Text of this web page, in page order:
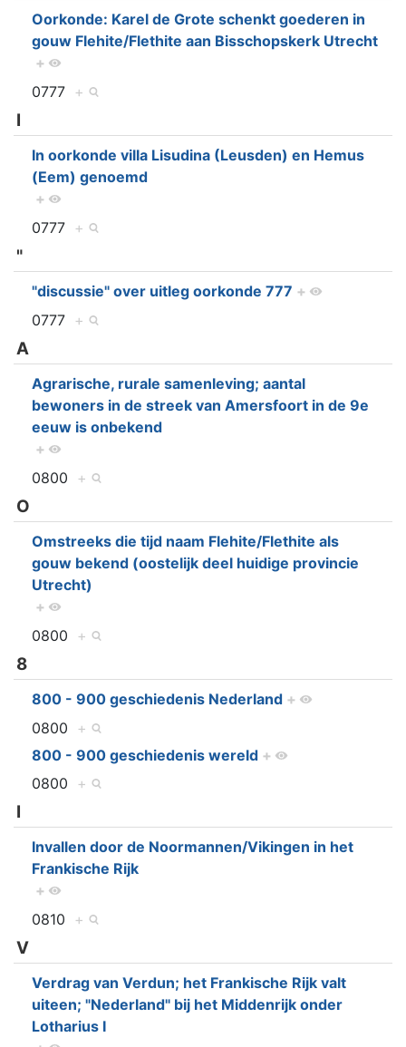
Oorkonde: Karel de Grote schenkt goederen in
gouw Flehite/Flethite aan Bisschopskerk Utrecht
+
0777 +
I
In oorkonde villa Lisudina (Leusden) en Hemus
(Eem) genoemd
+
0777 +
"
"discussie" over uitleg oorkonde 777 +
0777 +
A
Agrarische, rurale samenleving; aantal
bewoners in de streek van Amersfoort in de 9e
eeuw is onbekend
+
0800 +
O
Omstreeks die tijd naam Flehite/Flethite als
gouw bekend (oostelijk deel huidige provincie
Utrecht)
+
0800 +
8
800 - 900 geschiedenis Nederland +
0800 +
800 - 900 geschiedenis wereld +
0800 +
I
Invallen door de Noormannen/Vikingen in het
Frankische Rijk
+
0810 +
V
Verdrag van Verdun; het Frankische Rijk valt
uiteen; "Nederland" bij het Middenrijk onder
Lotharius I